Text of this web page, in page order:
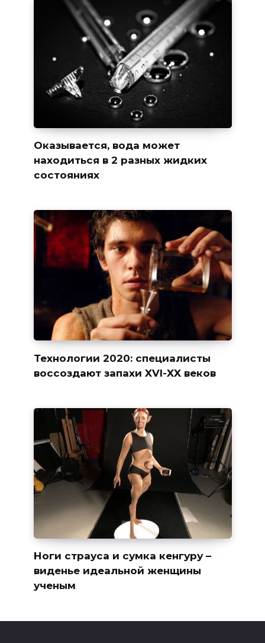
Оказывается, вода может
находиться в 2 разных жидких
состояниях
Технологии 2020: специалисты
воссоздают запахи XVI-XX веков
Ноги страуса и сумка кенгуру –
виденье идеальной женщины
ученым